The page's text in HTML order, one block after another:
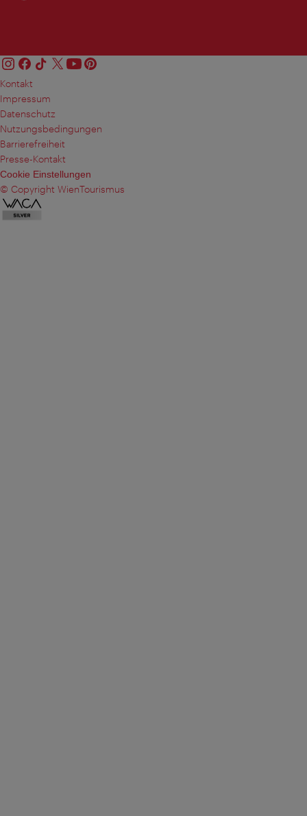
Kontakt
Impressum
Datenschutz
Nutzungsbedingungen
Barrierefreiheit
Presse-Kontakt
Cookie Einstellungen
© Copyright WienTourismus